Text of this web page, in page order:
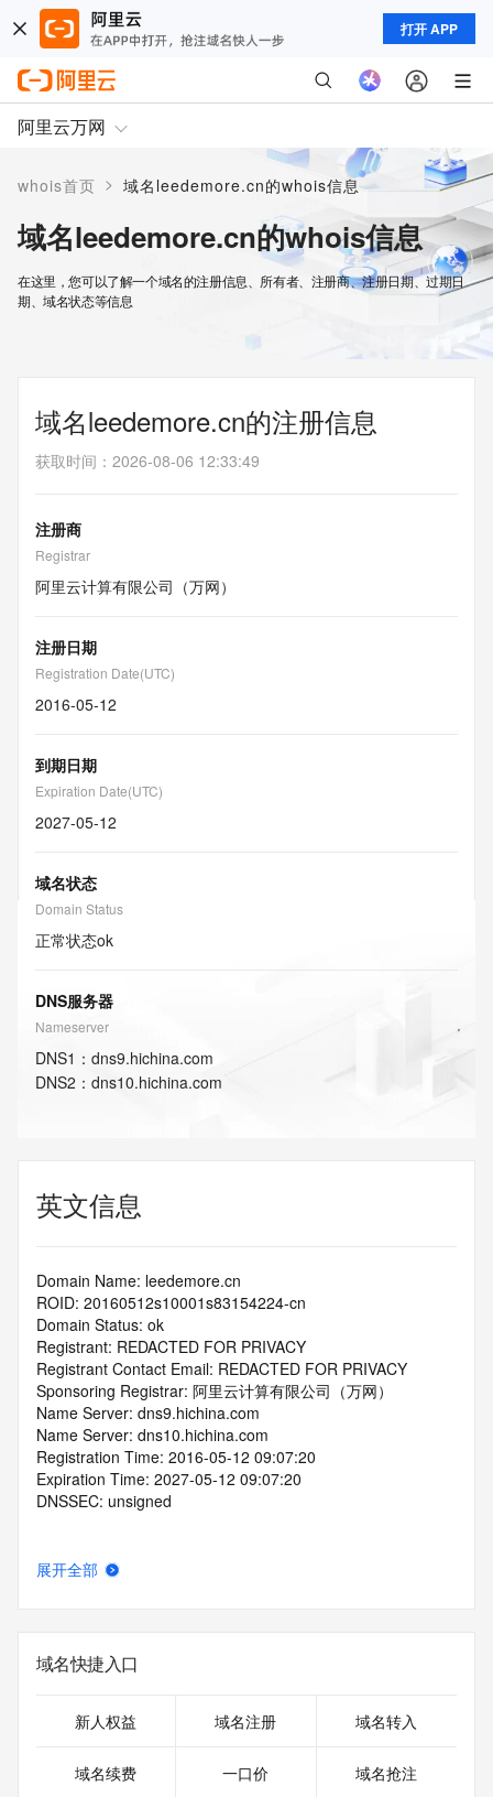
打开 APP
阿里云万网
whois首页 > 域名leedemore.cn的whois信息
域名leedemore.cn的whois信息
在这里，您可以了解一个域名的注册信息、所有者、注册商、注册日期、过期日
期、域名状态等信息
域名leedemore.cn的注册信息
获取时间 ： 2026-08-06 12:33:49
注册商
Registrar
阿里云计算有限公司（万网）
注册日期
Registration Date(UTC)
2016-05-12
到期日期
Expiration Date(UTC)
2027-05-12
域名状态
Domain Status
正常状态ok
DNS服务器
Nameserver
DNS1 ： dns9.hichina.com
DNS2 ： dns10.hichina.com
英文信息
Domain Name: leedemore.cn
ROID: 20160512s10001s83154224-cn
Domain Status: ok
Registrant: REDACTED FOR PRIVACY
Registrant Contact Email: REDACTED FOR PRIVACY
Sponsoring Registrar: 阿里云计算有限公司（万网）
Name Server: dns9.hichina.com
Name Server: dns10.hichina.com
Registration Time: 2016-05-12 09:07:20
Expiration Time: 2027-05-12 09:07:20
DNSSEC: unsigned
展开全部
域名快捷入口
新人权益 域名注册 域名转入
域名续费 一口价 域名抢注